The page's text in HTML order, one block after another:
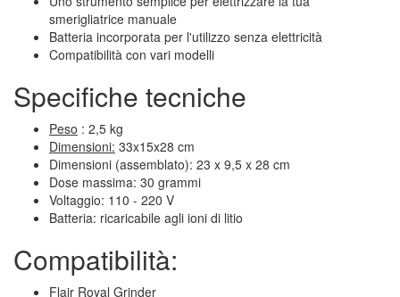
smerigliatrice manuale
Batteria incorporata per l'utilizzo senza elettricità
Compatibilità con vari modelli
Specifiche tecniche
Peso : 2,5 kg
Dimensioni: 33x15x28 cm
Dimensioni (assemblato): 23 x 9,5 x 28 cm
Dose massima: 30 grammi
Voltaggio: 110 - 220 V
Batteria: ricaricabile agli ioni di litio
Compatibilità:
Flair Royal Grinder